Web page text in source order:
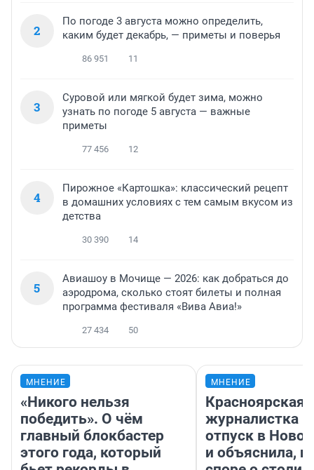
2
По погоде 3 августа можно определить,
каким будет декабрь, — приметы и поверья
86 951 11
3
Суровой или мягкой будет зима, можно
узнать по погоде 5 августа — важные
приметы
77 456 12
4
Пирожное «Картошка»: классический рецепт
в домашних условиях с тем самым вкусом из
детства
30 390 14
5
Авиашоу в Мочище — 2026: как добраться до
аэродрома, сколько стоят билеты и полная
программа фестиваля «Вива Авиа!»
27 434 50
МНЕНИЕ
«Никого нельзя
победить». О чём
главный блокбастер
этого года, который
МНЕНИЕ
Красноярская
журналистка
отпуск в
и объяснила,